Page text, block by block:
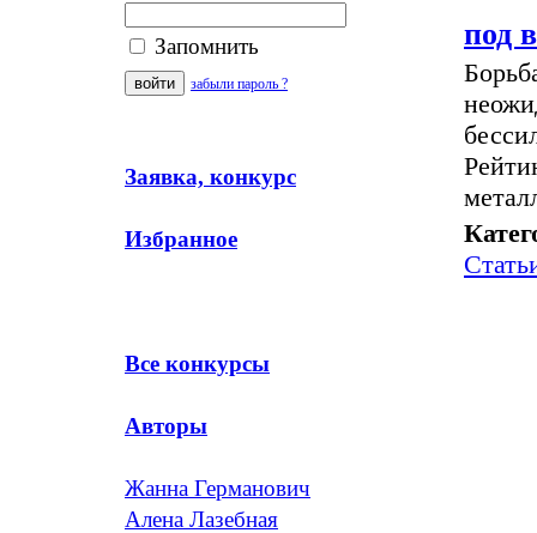
Запомнить
забыли пароль ?
Заявка, конкурс
Избранное
Все конкурсы
Авторы
Жанна Германович
Алена Лазебная
под